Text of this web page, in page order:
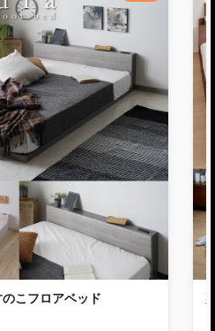
こフロアベッド